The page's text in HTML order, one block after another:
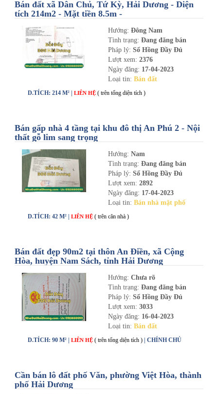
Bán đất xã Dân Chủ, Tứ Kỳ, Hải Dương - Diện
tích 214m2 - Mặt tiền 8.5m -
Hướng: Đông Nam
Tình trạng: Đang đăng bán
Pháp lý: Sổ Hồng Đầy Đủ
Lượt xem: 2376
Ngày đăng: 17-04-2023
Loại tin: Bán đất
D.TÍCH: 214 M² | LIÊN HỆ ( trên tổng diện tích )
Bán gấp nhà 4 tầng tại khu đô thị An Phú 2 - Nội
thất gỗ lim sang trọng
Hướng: Nam
Tình trạng: Đang đăng bán
Pháp lý: Sổ Hồng Đầy Đủ
Lượt xem: 2892
Ngày đăng: 17-04-2023
Loại tin: Bán nhà mặt phố
D.TÍCH: 42 M² | LIÊN HỆ ( trên căn nhà )
Bán đất đẹp 90m2 tại thôn An Điền, xã Cộng
Hòa, huyện Nam Sách, tỉnh Hải Dương
Hướng: Chưa rõ
Tình trạng: Đang đăng bán
Pháp lý: Sổ Hồng Đầy Đủ
Lượt xem: 3033
Ngày đăng: 16-04-2023
Loại tin: Bán đất
D.TÍCH: 90 M² | LIÊN HỆ ( trên tổng diện tích ) | CHÍNH CHỦ
Cần bán lô đất phố Văn, phường Việt Hòa, thành
phố Hải Dương